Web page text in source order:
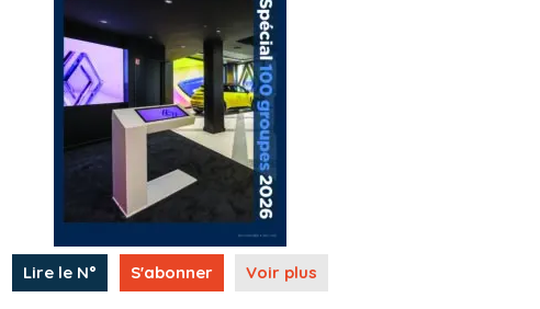
Lire le N° S'abonner Voir plus